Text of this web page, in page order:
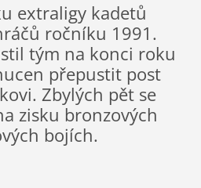
extraligy kadetů
ročníku 1991.
tým na konci roku
přepustit post
Zbylých pět se
zisku bronzových
bojích.